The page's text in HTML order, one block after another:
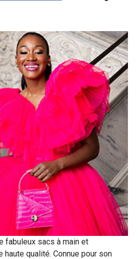
fabuleux sacs à main et
qualité. Connue pour son